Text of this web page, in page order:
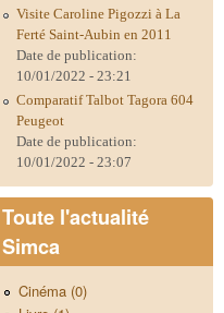
Visite Caroline Pigozzi à La
Ferté Saint-Aubin en 2011
Date de publication:
10/01/2022 - 23:21
Comparatif Talbot Tagora 604
Peugeot
Date de publication:
10/01/2022 - 23:07
Toute l'actualité
Simca
Cinéma (0)